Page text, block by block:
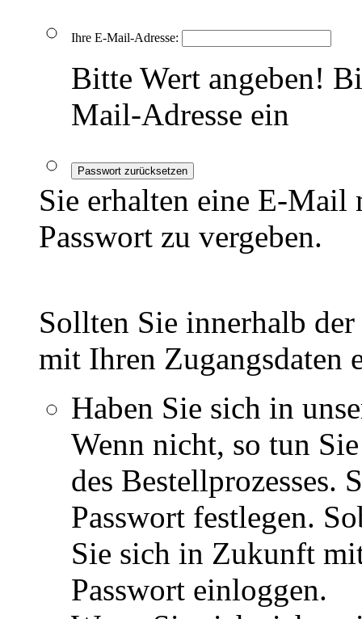
Ihre E-Mail-Adresse:
Bitte Wert angeben!
Mail-Adresse ein
Passwort zurücksetzen
Sie erhalten eine E-
Passwort zu vergeben.
Sollten Sie innerhalb
mit Ihren Zugangsdaten
Haben Sie sich in
Wenn nicht, so tun
des Bestellprozesses.
Passwort festlegen.
Sie sich in Zukunft
Passwort einloggen.